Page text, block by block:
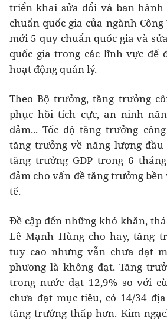
triển khai sửa đổi và ban
chuẩn quốc gia của ngành
mới 5 quy chuẩn quốc gia và
quốc gia trong các lĩnh vực để
hoạt động quản lý.
Theo Bộ trưởng, tăng trưởng
phục hồi tích cực, an ninh
đảm... Tốc độ tăng trưởng
tăng trưởng về năng lượng
tăng trưởng GDP trong 6
đảm cho vấn đề tăng trưởng
tế.
Đề cập đến những khó khăn,
Lê Mạnh Hùng cho hay, tăng
tuy cao nhưng vẫn chưa đạt
phương là không đạt. Tăng
trong nước đạt 12,9% so với
chưa đạt mục tiêu, có 14/34
tăng trưởng thấp hơn. Kim